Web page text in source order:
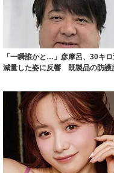
「一瞬誰かと…」彦摩呂、30キロ
減量した姿に反響 既製品の防護